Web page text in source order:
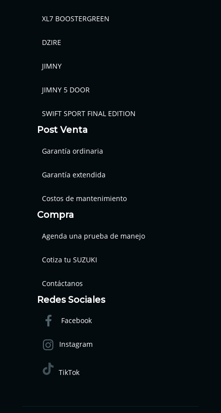
XL7 BOOSTERGREEN
DZIRE
JIMNY
JIMNY 5 DOOR
SWIFT SPORT FINAL EDITION
Post Venta
Garantía ordinaria
Garantía extendida
Costos de mantenimiento
Compra
Agenda una prueba de manejo
Cotiza tu SUZUKI
Contáctanos
Redes Sociales
Facebook
Instagram
TikTok